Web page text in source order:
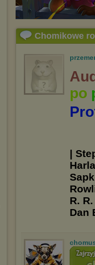
Chomikowe
po
|
R.
Dan